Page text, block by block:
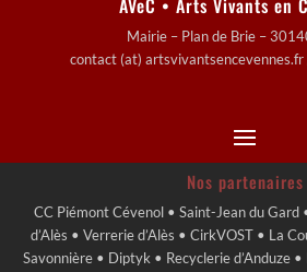
Mairie – Plan de Brie –
contact (at)
Nos partenaires
CC Piémont Cévenol • Saint-Jean du Gard
d’Alès • Verrerie d’Alès • CirkVOST • La
Savonnière • Diptyk • Recyclerie d’Anduze